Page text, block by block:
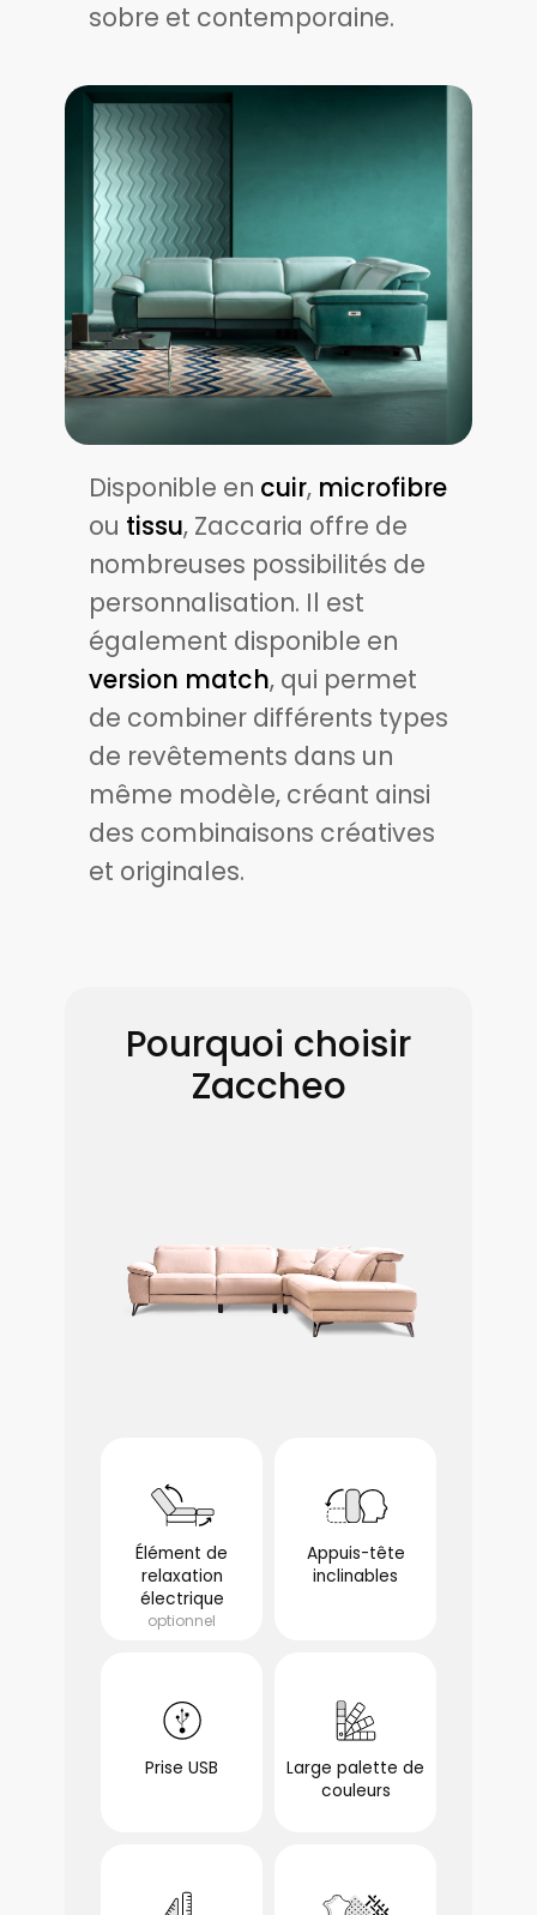
sobre et contemporaine.
Disponible en cuir, microfibre
ou tissu, Zaccaria offre de
nombreuses possibilités de
personnalisation. Il est
également disponible en
version match, qui permet
de combiner différents types
de revêtements dans un
même modèle, créant ainsi
des combinaisons créatives
et originales.
Pourquoi choisir
Zaccheo
Élément de
relaxation
électrique
optionnel
Appuis-tête
inclinables
Prise USB
Large palette de
couleurs